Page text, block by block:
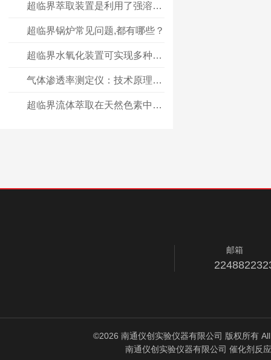
超临界萃取装置是利用了强溶解能力的特性进行萃取的
超临界锅炉常见问题,都有哪些？
超临界水氧化装置可实现多种有机废物深度氧化处理
气体渗透率测定仪：技术原理与应用解析
超临界流体萃取在天然色素中有什么作用
邮箱
©2026 南通仪创实验仪器有限公司 版权所有
南通仪创实验仪器有限公司 催化剂反